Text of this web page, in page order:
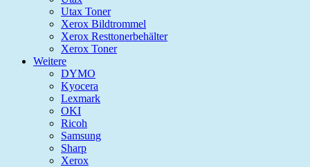
Utax Toner
Xerox Bildtrommel
Xerox Resttonerbehälter
Xerox Toner
Weitere
DYMO
Kyocera
Lexmark
OKI
Ricoh
Samsung
Sharp
Xerox